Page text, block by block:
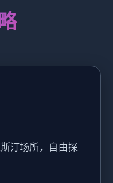
汀场所，自由探